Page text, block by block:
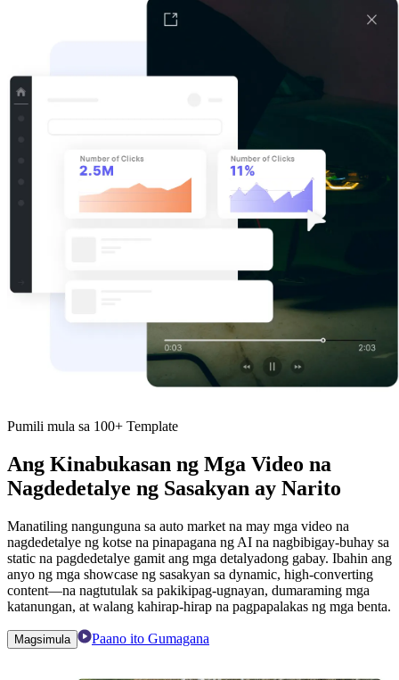
Pumili mula sa 100+ Template
Ang Kinabukasan ng Mga Video na
Nagdedetalye ng Sasakyan ay Narito
Manatiling nangunguna sa auto market na may mga video na
nagdedetalye ng kotse na pinapagana ng AI na nagbibigay-buhay sa
static na pagdedetalye gamit ang mga detalyadong gabay. Ibahin ang
anyo ng mga showcase ng sasakyan sa dynamic, high-converting
content—na nagtutulak sa pakikipag-ugnayan, dumaraming mga
katanungan, at walang kahirap-hirap na pagpapalakas ng mga benta.
Magsimula Paano ito Gumagana